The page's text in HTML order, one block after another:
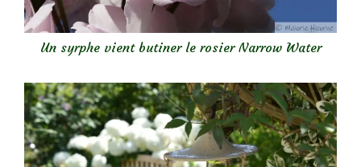
Un syrphe vient butiner le rosier Narrow Water